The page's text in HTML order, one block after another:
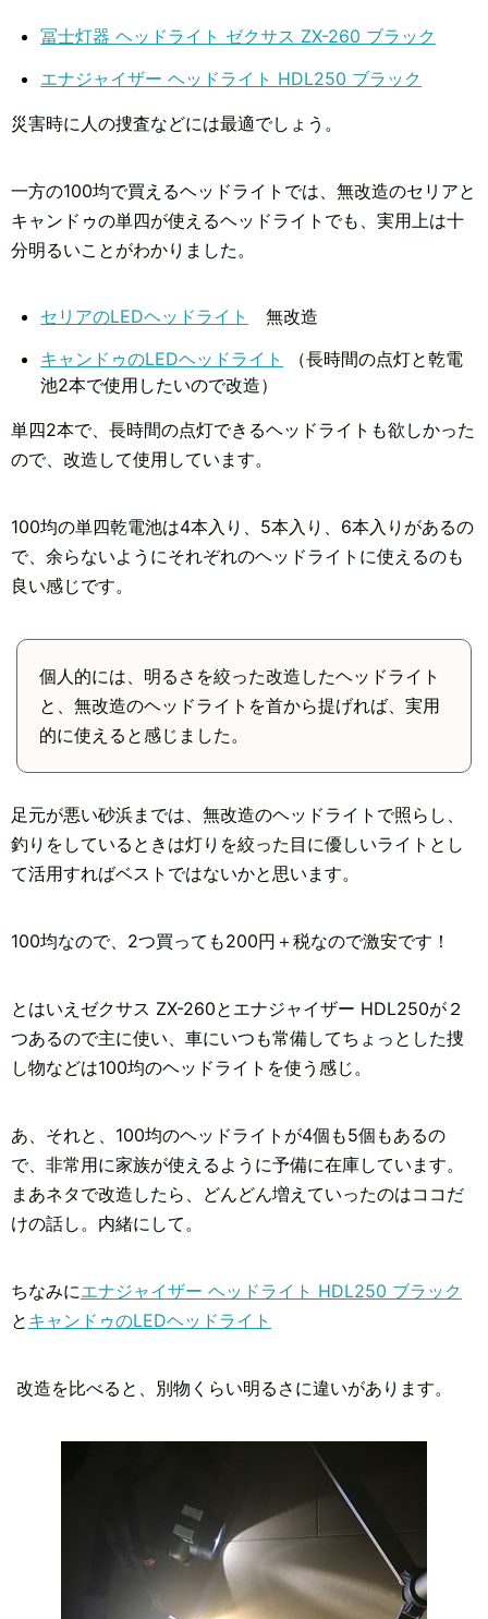
冨士灯器 ヘッドライト ゼクサス ZX-260 ブラック
エナジャイザー ヘッドライト HDL250 ブラック
災害時に人の捜査などには最適でしょう。
一方の100均で買えるヘッドライトでは、無改造のセリアと
キャンドゥの単四が使えるヘッドライトでも、実用上は十
分明るいことがわかりました。
セリアのLEDヘッドライト
無改造
キャンドゥのLEDヘッドライト
（長時間の点灯と乾電
池2本で使用したいので改造）
単四2本で、長時間の点灯できるヘッドライトも欲しかった
ので、改造して使用しています。
100均の単四乾電池は4本入り、5本入り、6本入りがあるの
で、余らないようにそれぞれのヘッドライトに使えるのも
良い感じです。
個人的には、明るさを絞った改造したヘッドライト
と、無改造のヘッドライトを首から提げれば、実用
的に使えると感じました。
足元が悪い砂浜までは、無改造のヘッドライトで照らし、
釣りをしているときは灯りを絞った目に優しいライトとし
て活用すればベストではないかと思います。
100均なので、2つ買っても200円＋税なので激安です！
とはいえゼクサス ZX-260とエナジャイザー HDL250が２
つあるので主に使い、車にいつも常備してちょっとした捜
し物などは100均のヘッドライトを使う感じ。
あ、それと、100均のヘッドライトが4個も5個もあるの
で、非常用に家族が使えるように予備に在庫しています。
まあネタで改造したら、どんどん増えていったのはココだ
けの話し。内緒にして。
ちなみにエナジャイザー ヘッドライト HDL250 ブラック
と キャンドゥのLEDヘッドライト
改造を比べると、別物くらい明るさに違いがあります。